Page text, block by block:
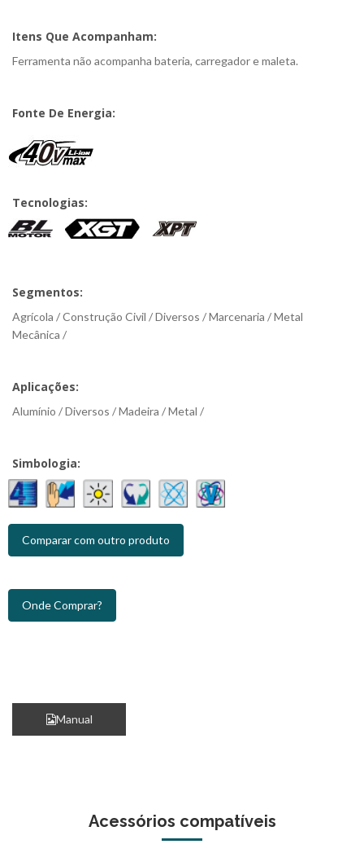
Itens Que Acompanham:
Ferramenta não acompanha bateria, carregador e maleta.
Fonte De Energia:
Tecnologias:
Segmentos:
Agrícola / Construção Civil / Diversos / Marcenaria / Metal
Mecânica /
Aplicações:
Alumínio / Diversos / Madeira / Metal /
Simbologia:
Comparar com outro produto
Onde Comprar?
Manual
Acessórios compatíveis